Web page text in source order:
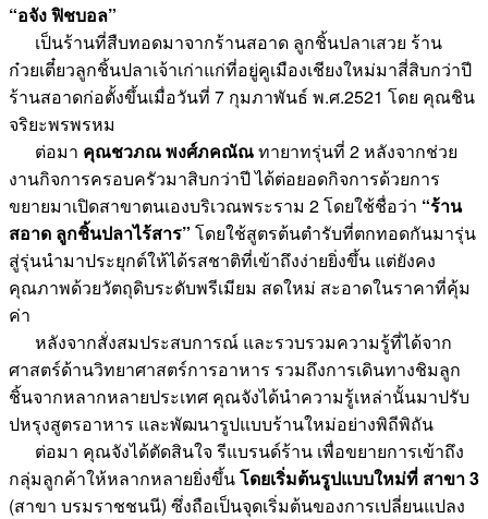
“อจัง ฟิชบอล”
เป็นร้านที่สืบทอดมาจากร้านสอาด ลูกชิ้นปลาเสวย ร้าน
ก๋วยเตี๋ยวลูกชิ้นปลาเจ้าเก่าแก่ที่อยู่คูเมืองเชียงใหม่มาสี่สิบกว่าปี
ร้านสอาดก่อตั้งขึ้นเมื่อวันที่ 7 กุมภาพันธ์ พ.ศ.2521 โดย คุณชิน
จริยะพรพรหม
ต่อมา คุณชวภณ พงศ์ภคณัณทายาทรุ่นที่ 2 หลังจากช่วย
งานกิจการครอบครัวมาสิบกว่าปี ได้ต่อยอดกิจการด้วยการ
ขยายมาเปิดสาขาตนเองบริเวณพระราม 2 โดยใช้ชื่อว่า “ร้าน
สอาด ลูกชิ้นปลาไร้สาร” โดยใช้สูตรต้นตำรับที่ตกทอดกันมารุ่น
สู่รุ่นนำมาประยุกต์ให้ได้รสชาติที่เข้าถึงง่ายยิ่งขึ้น แต่ยังคง
คุณภาพด้วยวัตถุดิบระดับพรีเมียม สดใหม่ สะอาดในราคาที่คุ้ม
ค่า
หลังจากสั่งสมประสบการณ์ และรวบรวมความรู้ที่ได้จาก
ศาสตร์ด้านวิทยาศาสตร์การอาหาร รวมถึงการเดินทางชิมลูก
ชิ้นจากหลากหลายประเทศ คุณจังได้นำความรู้เหล่านั้นมาปรับ
ปหรุงสูตรอาหาร และพัฒนารูปแบบร้านใหม่อย่างพิถีพิถัน
ต่อมา คุณจังได้ตัดสินใจ รีแบรนด์ร้าน เพื่อขยายการเข้าถึง
กลุ่มลูกค้าให้หลากหลายยิ่งขึ้นโดยเริ่มต้นรูปแบบใหม่ที่ สาขา 3
(สาขา บรมราชชนนี) ซึ่งถือเป็นจุดเริ่มต้นของการเปลี่ยนแปลง